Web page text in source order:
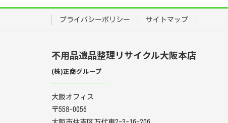
プライバシーポリシー サイトマップ
不用品遺品整理リサイクル大阪本店
(株)正商グループ
大阪オフィス
〒558-0056